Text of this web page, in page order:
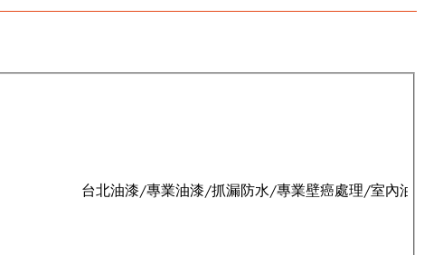
台北油漆/專業油漆/抓漏防水/專業壁癌處理/室內油漆/室